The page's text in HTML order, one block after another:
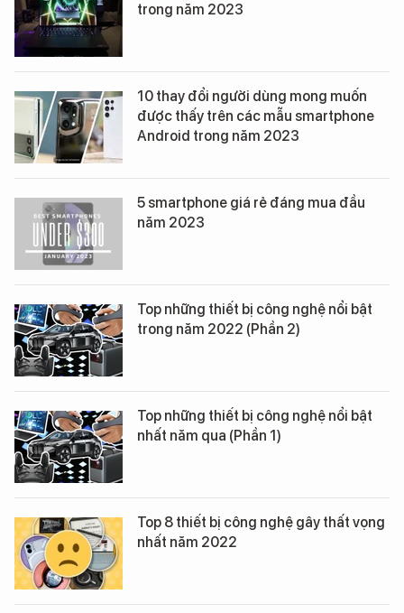
trong năm 2023
10 thay đổi người dùng mong muốn
được thấy trên các mẫu smartphone
Android trong năm 2023
5 smartphone giá rẻ đáng mua đầu
năm 2023
Top những thiết bị công nghệ nổi bật
trong năm 2022 (Phần 2)
Top những thiết bị công nghệ nổi bật
nhất năm qua (Phần 1)
Top 8 thiết bị công nghệ gây thất vọng
nhất năm 2022